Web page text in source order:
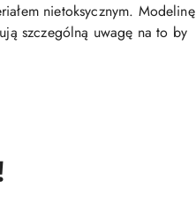
nietoksycznym. Modelinę
szczególną uwagę na to by